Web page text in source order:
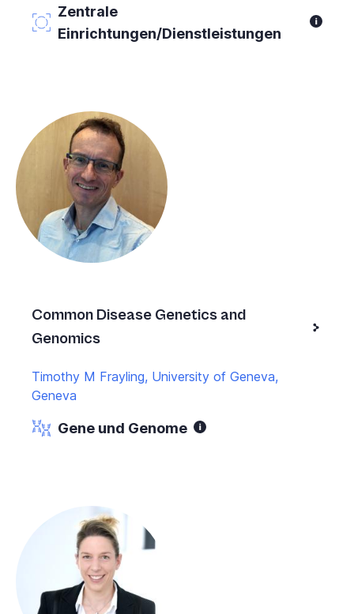
Zentrale
Einrichtungen/Dienstleistungen
Common Disease Genetics and
Genomics
Timothy M Frayling, University of Geneva,
Geneva
Gene und Genome